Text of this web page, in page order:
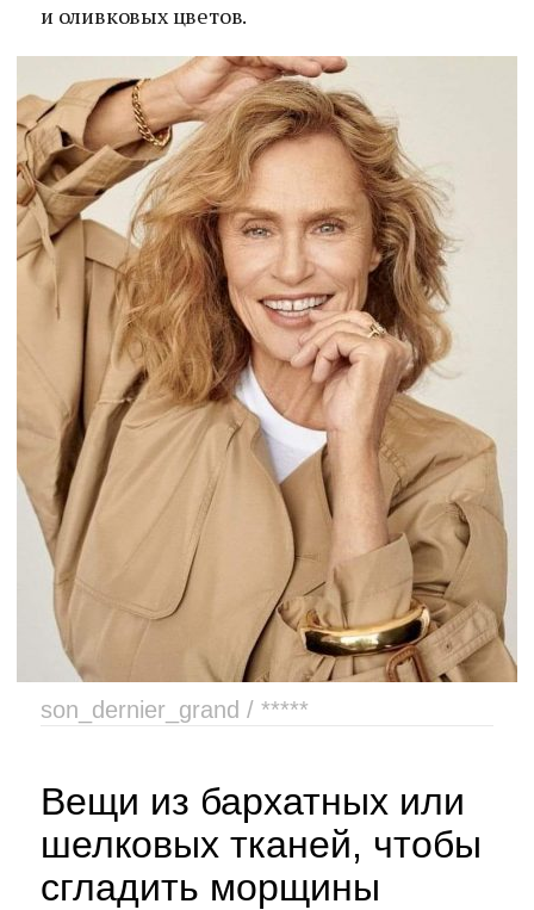
и оливковых цветов.
son_dernier_grand / *****
Вещи из бархатных или
шелковых тканей, чтобы
сгладить морщины